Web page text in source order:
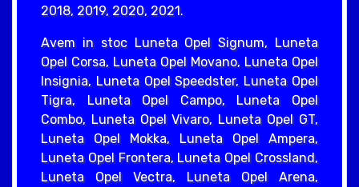
2018, 2019, 2020, 2021.
Avem in stoc Luneta Opel Signum, Luneta
Opel Corsa, Luneta Opel Movano, Luneta Opel
Insignia, Luneta Opel Speedster, Luneta Opel
Tigra, Luneta Opel Campo, Luneta Opel
Combo, Luneta Opel Vivaro, Luneta Opel GT,
Luneta Opel Mokka, Luneta Opel Ampera,
Luneta Opel Frontera, Luneta Opel Crossland,
Luneta Opel Vectra, Luneta Opel Arena,